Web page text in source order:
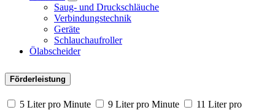
Saug- und Druckschläuche
Verbindungstechnik
Geräte
Schlauchaufroller
Ölabscheider
Förderleistung
5 Liter pro Minute 9 Liter pro Minute
11 Liter pro